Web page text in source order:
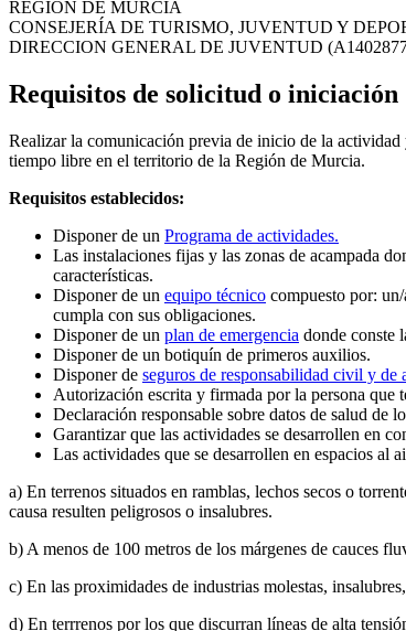
REGIÓN DE MURCIA
CONSEJERÍA DE TURISMO, JUVENTUD Y
DIRECCION GENERAL DE JUVENTUD
Requisitos de solicitud o iniciación
Realizar la comunicación previa de inicio de la
tiempo libre en el territorio de la Región de Murcia.
Requisitos establecidos:
Disponer de un Programa de actividades.
Las instalaciones fijas y las zonas de acampada
características.
Disponer de un equipo técnico compuesto por:
cumpla con sus obligaciones.
Disponer de un plan de emergencia donde conste
Disponer de un botiquín de primeros auxilios.
Disponer de seguros de responsabilidad civil y de
Autorización escrita y firmada por la persona que
Declaración responsable sobre datos de salud de
Garantizar que las actividades se desarrollen en
Las actividades que se desarrollen en espacios al
a) En terrenos situados en ramblas, lechos secos o
causa resulten peligrosos o insalubres.
b) A menos de 100 metros de los márgenes de cauces
c) En las proximidades de industrias molestas,
d) En terrrenos por los que discurran líneas de alta